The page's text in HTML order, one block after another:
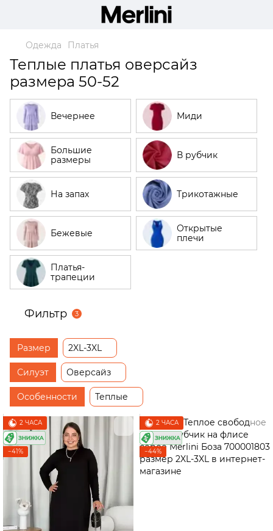
Одежда Платья
Теплые платья оверсайз
размера 50-52
Вечернее Миди
Большие
размеры
В рубчик
На запах Трикотажные
Бежевые
Открытые
плечи
Платья-
трапеции
Фильтр 3
Размер 2XL-3XL
Силуэт Оверсайз
Особенности Теплые
2 ЧАСА
−41%
2 ЧАСА
−44%